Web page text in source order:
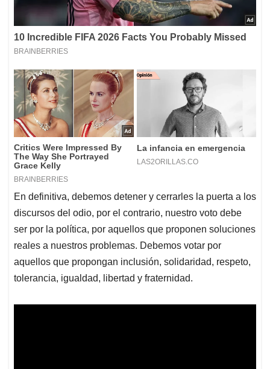
En definitiva, debemos detener y cerrarles la puerta a los
discursos del odio, por el contrario, nuestro voto debe
ser por la política, por aquellos que proponen soluciones
reales a nuestros problemas. Debemos votar por
aquellos que propongan inclusión, solidaridad, respeto,
tolerancia, igualdad, libertad y fraternidad.